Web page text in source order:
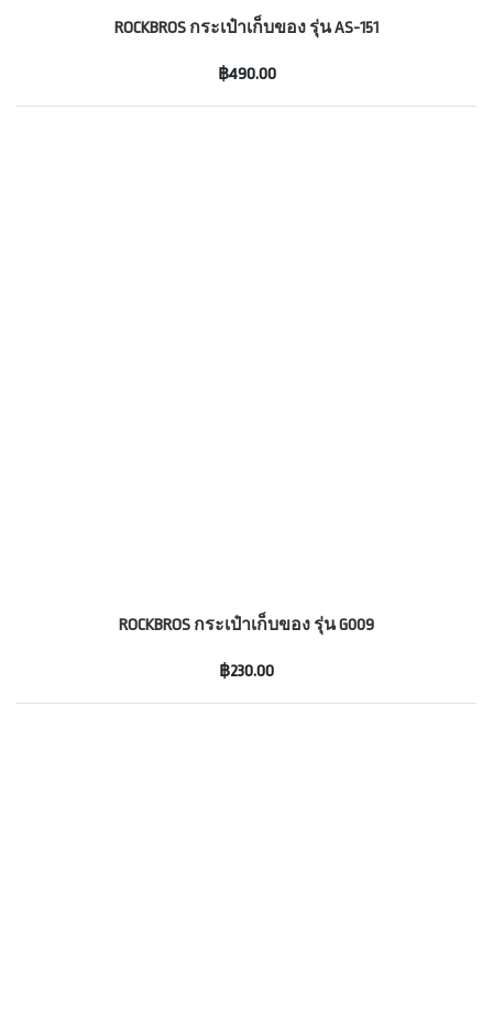
ROCKBROS กระเป๋าเก็บของ รุ่น AS-151
฿490.00
ROCKBROS กระเป๋าเก็บของ รุ่น G009
฿230.00